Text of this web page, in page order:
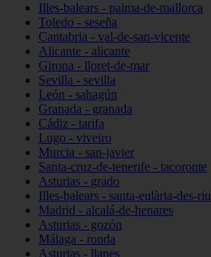
Illes-balears - palma-de-mallorca
Toledo - seseña
Cantabria - val-de-san-vicente
Alicante - alicante
Girona - lloret-de-mar
Sevilla - sevilla
León - sahagún
Granada - granada
Cádiz - tarifa
Lugo - viveiro
Murcia - san-javier
Santa-cruz-de-tenerife - tacoronte
Asturias - grado
Illes-balears - santa-eulària-des-riu
Madrid - alcalá-de-henares
Asturias - gozón
Málaga - ronda
Asturias - llanes